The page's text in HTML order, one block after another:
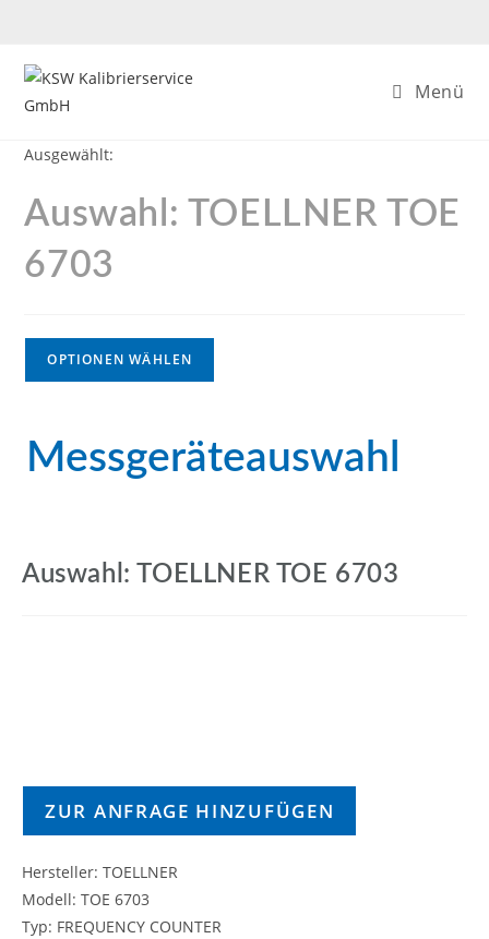
Menü
Ausgewählt:
Auswahl: TOELLNER TOE
6703
OPTIONEN WÄHLEN
Messgeräteauswahl
Auswahl: TOELLNER TOE 6703
ZUR ANFRAGE HINZUFÜGEN
Hersteller: TOELLNER
Modell: TOE 6703
Typ: FREQUENCY COUNTER